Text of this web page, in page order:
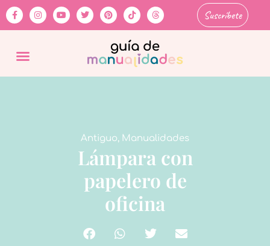
Suscríbete
Antiguo, Manualidades
Lámpara con
papelero de
oficina